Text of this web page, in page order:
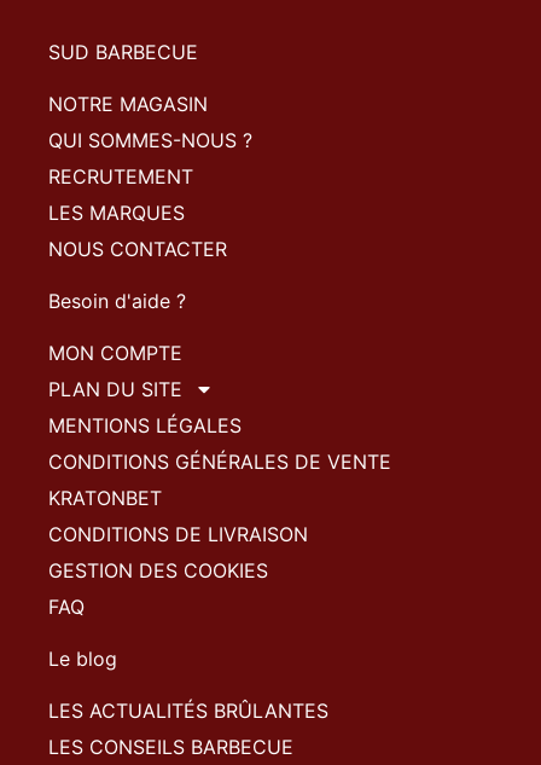
SUD BARBECUE
NOTRE MAGASIN
QUI SOMMES-NOUS ?
RECRUTEMENT
LES MARQUES
NOUS CONTACTER
Besoin d'aide ?
MON COMPTE
PLAN DU SITE
MENTIONS LÉGALES
CONDITIONS GÉNÉRALES DE VENTE
KRATONBET
CONDITIONS DE LIVRAISON
GESTION DES COOKIES
FAQ
Le blog
LES ACTUALITÉS BRÛLANTES
LES CONSEILS BARBECUE